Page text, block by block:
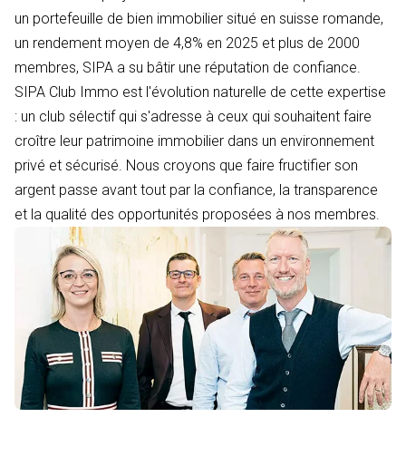
un portefeuille de bien immobilier situé en suisse romande,
un rendement moyen de 4,8% en 2025 et plus de 2000
membres, SIPA a su bâtir une réputation de confiance.
SIPA Club Immo est l'évolution naturelle de cette expertise
: un club sélectif qui s'adresse à ceux qui souhaitent faire
croître leur patrimoine immobilier dans un environnement
privé et sécurisé. Nous croyons que faire fructifier son
argent passe avant tout par la confiance, la transparence
et la qualité des opportunités proposées à nos membres.